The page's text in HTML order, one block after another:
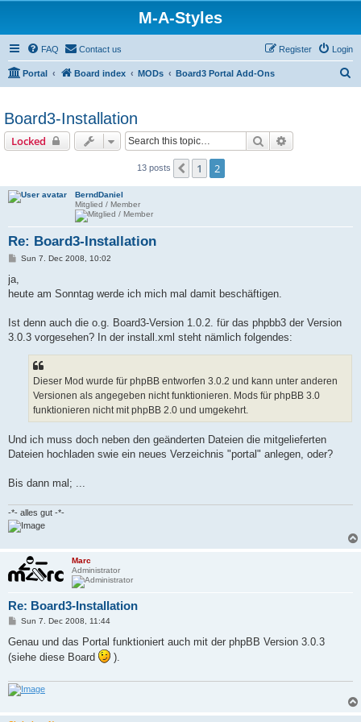
M-A-Styles
FAQ Contact us Login
Register
Portal Board index MODs Board3 Portal Add-Ons
Board3-Installation
Locked Search
13 posts Previous
1 2
BerndDaniel
Mitglied / Member
Re: Board3-Installation
P
t
Sun 7. Dec 2008, 10:02
ja,
heute am Sonntag werde ich mich mal damit beschäftigen.
Ist denn auch die o.g. Board3-Version 1.0.2. für das phpbb3 der Version
3.0.3 vorgesehen? In der install.xml steht nämlich folgendes:
Dieser Mod wurde für phpBB entworfen 3.0.2 und kann unter anderen
Versionen als angegeben nicht funktionieren. Mods für phpBB 3.0
funktionieren nicht mit phpBB 2.0 und umgekehrt.
Und ich muss doch neben den geänderten Dateien die mitgelieferten
Dateien hochladen swie ein neues Verzeichnis "portal" anlegen, oder?
Bis dann mal; ...
-*- alles gut -*-
Marc
Administrator
Re: Board3-Installation
P
s
Sun 7. Dec 2008, 11:44
Genau und das Portal funktioniert auch mit der phpBB Version 3.0.3
(siehe diese Board
).